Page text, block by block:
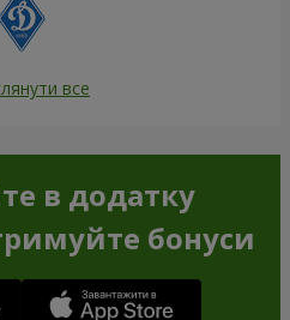
все
в додатку
бонуси